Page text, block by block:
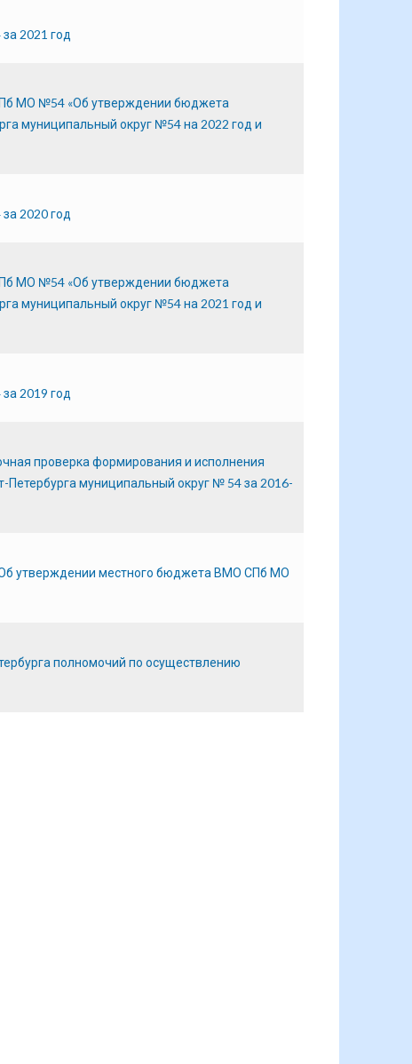
2021 год
МО №54 «Об утверждении бюджета
муниципальный округ №54 на 2022 год и
2020 год
МО №54 «Об утверждении бюджета
муниципальный округ №54 на 2021 год и
2019 год
проверка формирования и исполнения
муниципальный округ № 54 за 2016-
утверждении местного бюджета ВМО СПб МО
полномочий по осуществлению